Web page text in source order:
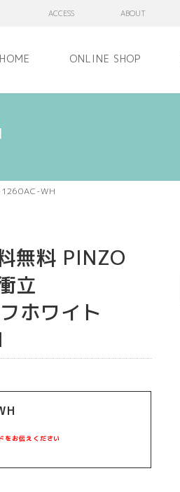
ACCESS ABOUT
HOME ONLINE SHOP
1260AC-WH
無料 PINZO
立
ホワイト
をお伝えください